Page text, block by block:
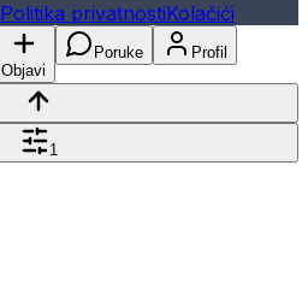
Politika privatnostiKolačići
Objavi
Poruke Profil
1